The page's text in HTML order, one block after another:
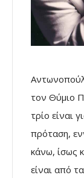
τον Θύμιο
τρίο είναι
πρόταση,
κάνω, ίσως
είναι από